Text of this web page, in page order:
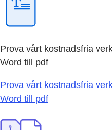
Prova vårt kostnadsfria
Word till pdf
Prova vårt kostnadsfria
Word till pdf